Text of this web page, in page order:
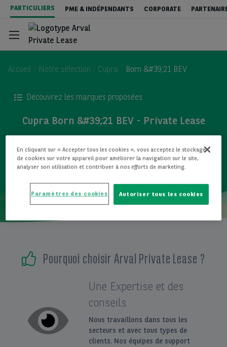
Aller
contenu
principal
PARTICULIERS PME & INDÉPENDANTS CORPORATE
Private Lease - véhicules neufs
Accueil Notre sélection Cupra Born &#39;21 BEV
Découvrez les marques proposées
Cupra Born &#39;21 BEV - Private Lease
TOUS LES MODÈLES
Pourquoi choisir Arval Private Lease ?
Une Expertise et des
conseils
Nous travaillons dans tous les
secteurs et avec tous types de
clients. Nos équipes de support
En cliquant sur « Accepter tous les cookies », vous acceptez le stockage
de cookies sur votre appareil pour améliorer la navigation sur le site,
analyser son utilisation et contribuer à nos efforts de marketing.
Autoriser tous les cookies
Paramètres des cookies